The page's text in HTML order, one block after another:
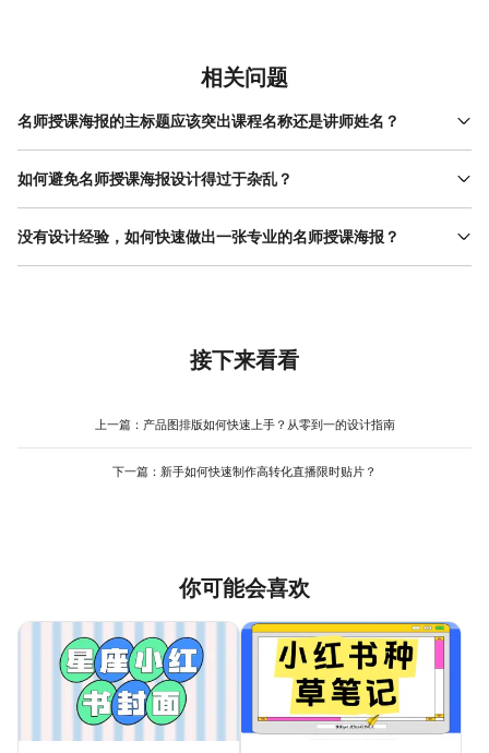
相关问题
名师授课海报的主标题应该突出课程名称还是讲师姓名？
主标题的核心是传递课程核心价值，需根据目标用户需求决定。若
课程本身知名度高（如“新东方 英语课 ”），可直接用课程名称；若
程（XX名师亲授）”，既强调课程实用性，又借助讲师背书增强信任
如何避免名师授课海报设计得过于杂乱？
杂乱的海报通常源于信息过多或排版无序。解决方法包括：1. 严格
筛选信息，只保留课程主题、讲师信息、3个核心亮点及报名方式，
细节，适合新手快速完成整洁的海报设计。
没有设计经验，如何快速做出一张专业的名师授课海报？
零基础用户可通过“模板修改+素材替换”的方式高效完成设计。首
图），注意保持图片风格统一（如都使用半身正装照）；最后，根
据需求调整配色（如将模板中的红色改为品牌主色）或添加图标
支持实时预览修改效果，且模板均由专业设计师制作，可确保基础
接下来看看
上一篇： 产品图排版如何快速上手？从零到一的设计指南
下一篇： 新手如何快速制作高转化直播限时贴片？
你可能会喜欢